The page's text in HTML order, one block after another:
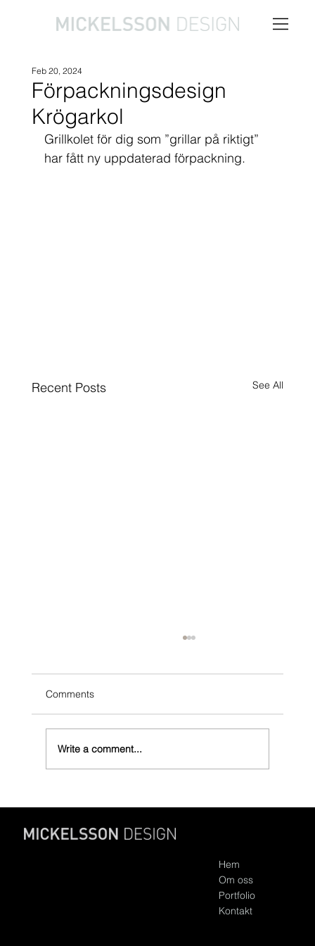
Förpackningsdesign
Krögarkol
Feb 20, 2024
Grillkolet för dig som ”grillar på riktigt”
har fått ny uppdaterad förpackning.
Recent Posts See All
Norrlandskol webb
Comments
Write a comment...
Hem
Om oss
Portfolio
Kontakt